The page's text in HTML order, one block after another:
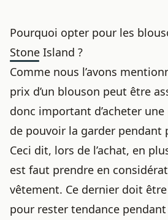
Pourquoi opter pour les
Stone Island ?
Comme nous l’avons
prix d’un blouson peut être
donc important d’acheter
de pouvoir la garder pendant
Ceci dit, lors de l’achat, en
est faut prendre en
vêtement. Ce dernier doit
pour rester tendance pendant